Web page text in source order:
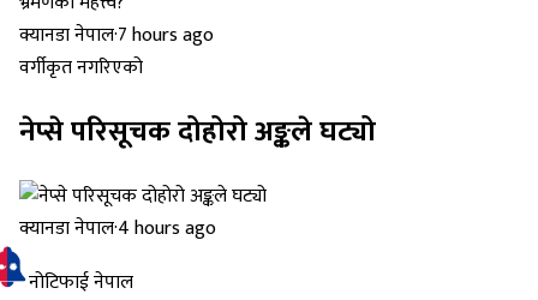
क्यानडा नेपाल·7 hours ago
वर्गीकृत नगरिएको
नेप्से परिसूचक दोहोरो अङ्कले घट्यो
क्यानडा नेपाल·4 hours ago
नोटिफाई नेपाल